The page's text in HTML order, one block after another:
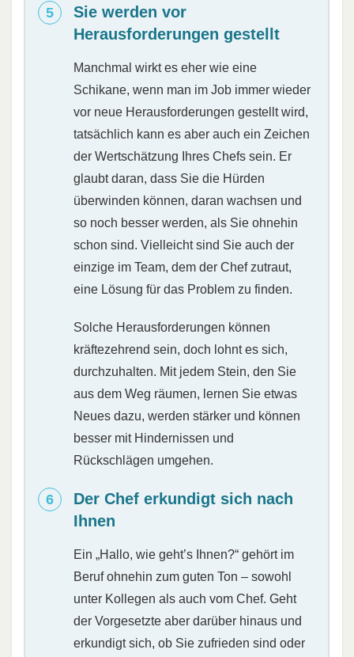
Sie werden vor
Herausforderungen gestellt
Manchmal wirkt es eher wie eine
Schikane, wenn man im Job immer wieder
vor neue Herausforderungen gestellt wird,
tatsächlich kann es aber auch ein Zeichen
der Wertschätzung Ihres Chefs sein. Er
glaubt daran, dass Sie die Hürden
überwinden können, daran wachsen und
so noch besser werden, als Sie ohnehin
schon sind. Vielleicht sind Sie auch der
einzige im Team, dem der Chef zutraut,
eine Lösung für das Problem zu finden.
Solche Herausforderungen können
kräftezehrend sein, doch lohnt es sich,
durchzuhalten. Mit jedem Stein, den Sie
aus dem Weg räumen, lernen Sie etwas
Neues dazu, werden stärker und können
besser mit Hindernissen und
Rückschlägen umgehen.
Der Chef erkundigt sich nach
Ihnen
Ein „Hallo, wie geht’s Ihnen?“ gehört im
Beruf ohnehin zum guten Ton – sowohl
unter Kollegen als auch vom Chef. Geht
der Vorgesetzte aber darüber hinaus und
erkundigt sich, ob Sie zufrieden sind oder